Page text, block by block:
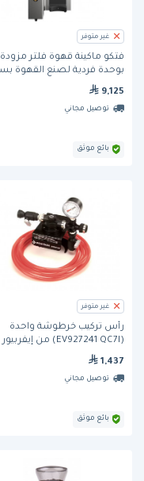
غير متوفر
فتكو ماكينة قهوة فلتر مزودة
2131XTS)
9,125
توصيل مجاني
بائع موثق
غير متوفر
رأس تركيب خرطوشة واحدة
(EV927241 QC7I) من إيفربيور
1,437
توصيل مجاني
بائع موثق